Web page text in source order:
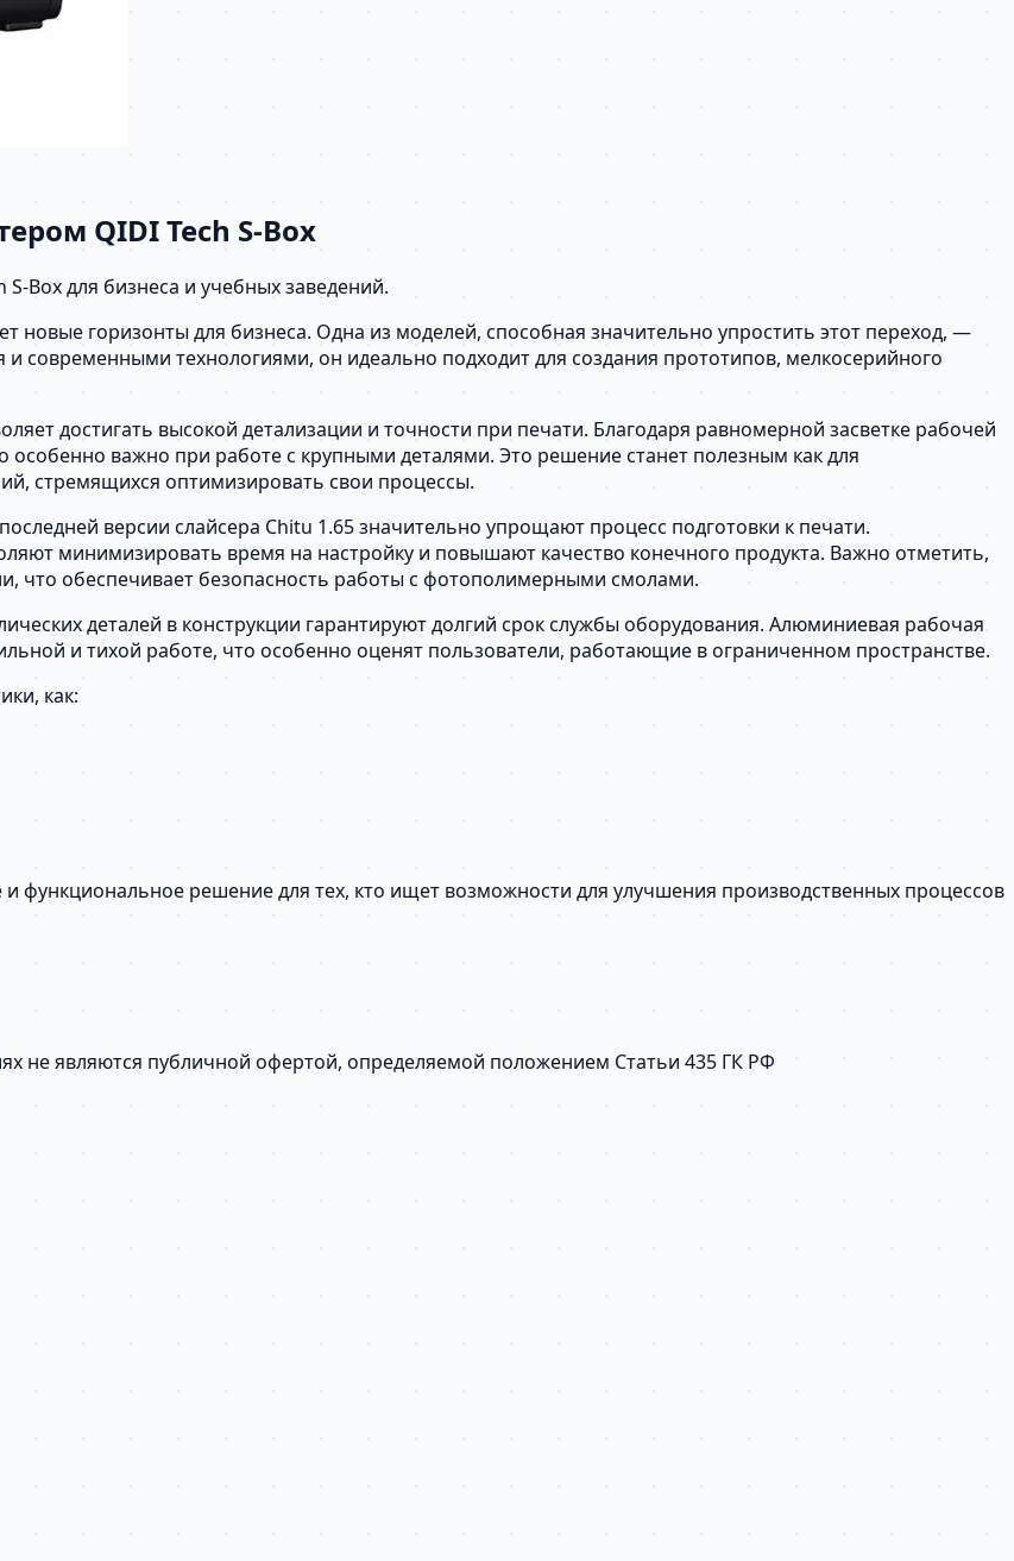
QIDI Tech S-Box
Box для бизнеса и учебных заведений.
новые горизонты для бизнеса. Одна из моделей, способная значительно упростить этот переход, —
современными технологиями, он идеально подходит для создания прототипов, мелкосерийного
достигать высокой детализации и точности при печати. Благодаря равномерной засветке рабочей
особенно важно при работе с крупными деталями. Это решение станет полезным как для
стремящихся оптимизировать свои процессы.
версии слайсера Chitu 1.65 значительно упрощают процесс подготовки к печати.
минимизировать время на настройку и повышают качество конечного продукта. Важно отметить,
что обеспечивает безопасность работы с фотополимерными смолами.
деталей в конструкции гарантируют долгий срок службы оборудования. Алюминиевая рабочая
и тихой работе, что особенно оценят пользователи, работающие в ограниченном пространстве.
как:
функциональное решение для тех, кто ищет возможности для улучшения производственных процессов
не являются публичной офертой, определяемой положением Статьи 435 ГК РФ